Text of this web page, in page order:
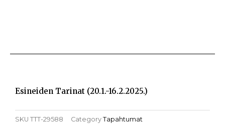
Esineiden Tarinat (20.1.-16.2.2025.)
SKU TTT-29588 Category Tapahtumat